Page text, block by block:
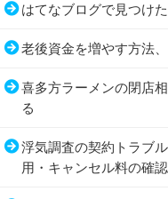
はてなブログで見つけ
老後資金を増やす方法
喜多方ラーメンの閉店
る
浮気調査の契約トラブ
用・キャンセル料の確